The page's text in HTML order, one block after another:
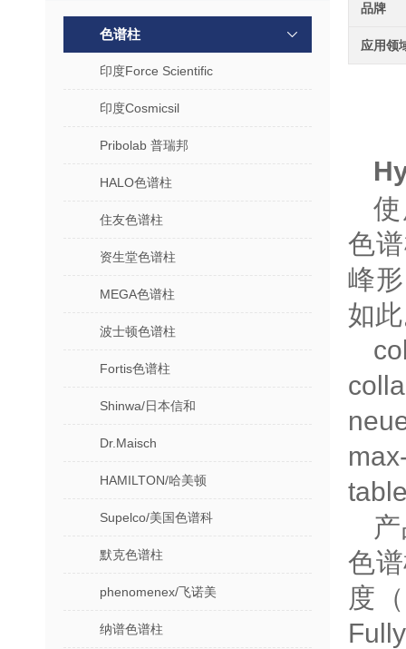
色谱柱
印度Force Scientific
印度Cosmicsil
Pribolab 普瑞邦
HALO色谱柱
住友色谱柱
资生堂色谱柱
MEGA色谱柱
波士顿色谱柱
Fortis色谱柱
Shinwa/日本信和
Dr.Maisch
HAMILTON/哈美顿
Supelco/美国色谱科
默克色谱柱
phenomenex/飞诺美
纳谱色谱柱
品牌
应用领
色
峰
如
色
度